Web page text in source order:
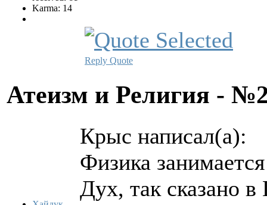
Karma: 14
Reply Quote
Атеизм и Религия -
Крыс написал(а):
Физика
Дух, так сказано